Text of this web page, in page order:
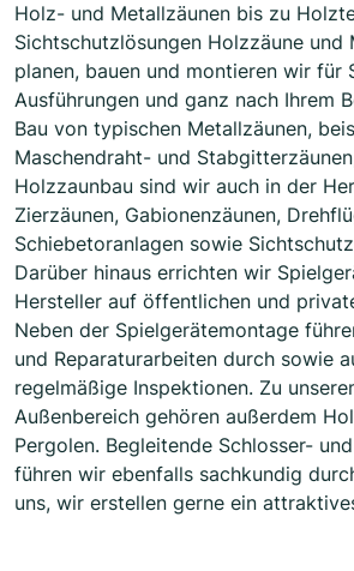
Holz- und Metallzäunen bis zu
Sichtschutzlösungen Holzzäune und
planen, bauen und montieren wir für
Ausführungen und ganz nach Ihrem
Bau von typischen Metallzäunen,
Maschendraht- und
Holzzaunbau sind wir auch in der
Zierzäunen, Gabionenzäunen,
Schiebetoranlagen sowie
Darüber hinaus errichten wir
Hersteller auf öffentlichen und
Neben der Spielgerätemontage
und Reparaturarbeiten durch sowie
regelmäßige Inspektionen. Zu
Außenbereich gehören außerdem
Pergolen. Begleitende Schlosser-
führen wir ebenfalls sachkundig
uns, wir erstellen gerne ein